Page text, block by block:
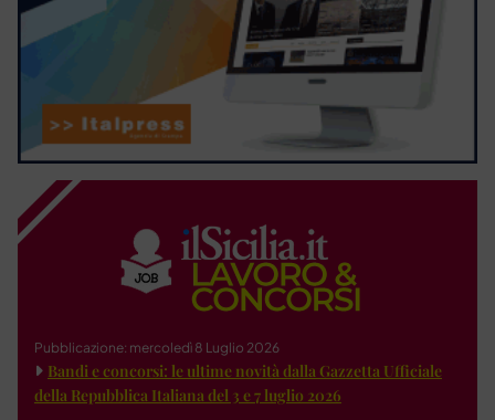
Pubblicazione: mercoledì 8 Luglio 2026
Bandi e concorsi: le ultime novità dalla Gazzetta Ufficiale
della Repubblica Italiana del 3 e 7 luglio 2026